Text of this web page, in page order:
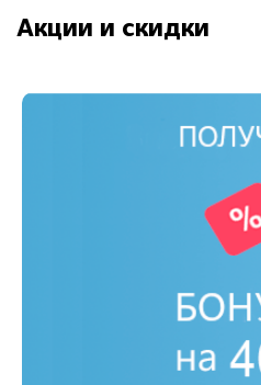
Акции и скидки